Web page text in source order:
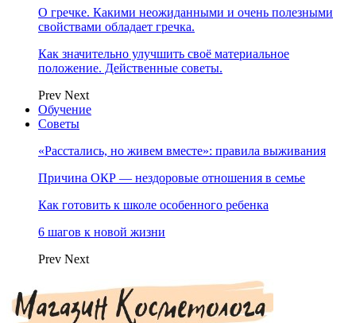
О гречке. Какими неожиданными и очень полезными
свойствами обладает гречка.
Как значительно улучшить своё материальное
положение. Действенные советы.
Prev Next
Обучение
Советы
«Расстались, но живем вместе»: правила выживания
Причина ОКР — нездоровые отношения в семье
Как готовить к школе особенного ребенка
6 шагов к новой жизни
Prev Next